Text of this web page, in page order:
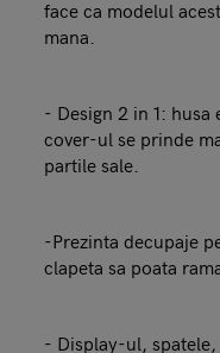
face ca modelul
mana.
- Design 2 in 1:
cover-ul se prinde
partile sale.
-Prezinta decupaje
clapeta sa poata
- Display-ul,